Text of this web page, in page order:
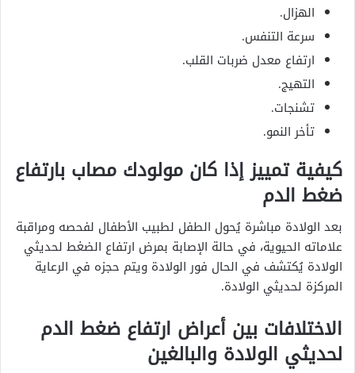
الهزال.
سرعة التنفس.
ارتفاع معدل ضربات القلب.
التهيج.
تشنجات.
تأخر النمو.
كيفية تمييز إذا كان مولودك مصاب بارتفاع
ضغط الدم
بعد الولادة مباشرة يُحول الطفل لطبيب الأطفال لفحصه ومراقبة
علاماته الحيوية، في حالة الإصابة بمرض ارتفاع الضغط لحديثي
الولادة يُكتشف في الحال فور الولادة ويتم حجزه في الرعاية
المركزة لحديثي الولادة.
الاختلافات بين أعراض ارتفاع ضغط الدم
لحديثي الولادة والبالغين